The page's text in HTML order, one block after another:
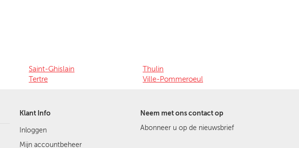
Saint-Ghislain
Tertre
Thulin
Ville-Pommeroeul
Klant Info
Inloggen
Mijn accountbeheer
Neem met ons contact op
Abonneer u op de nieuwsbrief